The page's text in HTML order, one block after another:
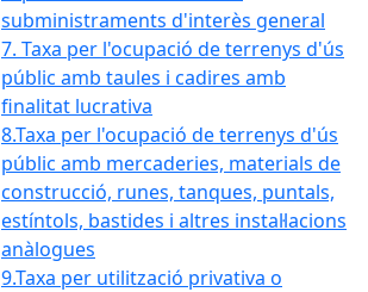
subministraments d'interès general
7. Taxa per l'ocupació de terrenys d'ús
públic amb taules i cadires amb
finalitat lucrativa
8.Taxa per l'ocupació de terrenys d'ús
públic amb mercaderies, materials de
construcció, runes, tanques, puntals,
estíntols, bastides i altres instal·lacions
anàlogues
9.Taxa per utilització privativa o